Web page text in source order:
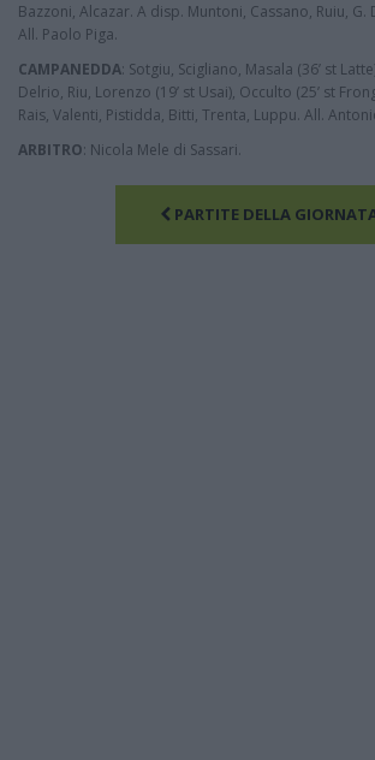
Bazzoni, Alcazar. A disp. Muntoni, Cassano, Ruiu, G.
All. Paolo Piga.
CAMPANEDDA: Sotgiu, Scigliano, Masala (36’ st
Delrio, Riu, Lorenzo (19’ st Usai), Occulto (25’ st
Rais, Valenti, Pistidda, Bitti, Trenta, Luppu. All.
ARBITRO: Nicola Mele di Sassari.
PARTITE DELLA